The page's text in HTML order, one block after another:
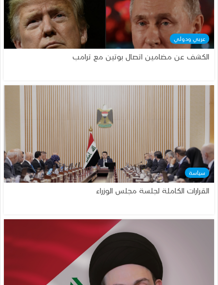
عربي ودولي
الكشف عن مضامين اتصال بوتين مع ترامب
سياسة
القرارات الكاملة لجلسة مجلس الوزراء